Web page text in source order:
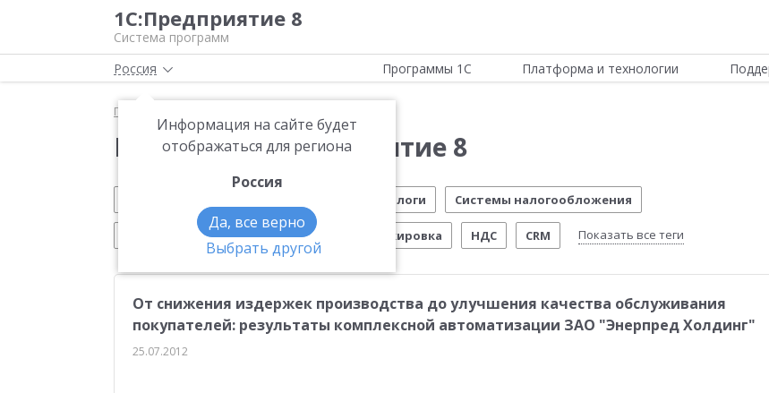
1С:Предприятие 8
Система программ
Россия
Информация на сайте будет
отображаться для региона
Россия
Да, все верно
Выбрать другой
Программы 1С Платформа и технологии
Главная
Новости 1С:Предприятие 8
Налоги Системы налогообложения
Электронный документооборот Маркировка НДС CRM
Вебинар 1С
Показать все теги
Управление производством ИТС Отчетность по МСФО Новости Платформы
Платформа 1С:Предприятие 8 ЕГАИС Система управления предприятием Управление складом
От снижения издержек производства до улучшения качества обслуживания
покупателей: результаты комплексной автоматизации ЗАО "Энерпред Холдинг"
25.07.2012